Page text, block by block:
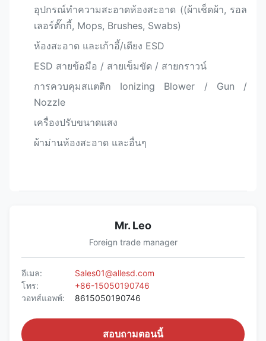
อุปกรณ์ทําความสะอาดห้องสะอาด ((ผ้าเช็ดผ้า, รอล
เลอร์ตั๊กกี้, Mops, Brushes, Swabs)
ห้องสะอาด และเก้าอี้/เตียง ESD
ESD สายข้อมือ / สายเข็มขัด / สายกราวน์
การควบคุมสแตติก Ionizing Blower / Gun /
Nozzle
เครื่องปรับขนาดแสง
ผ้าม่านห้องสะอาด และอื่นๆ
Mr. Leo
Foreign trade manager
อีเมล:
Sales01@allesd.com
โทร:
+86-15050190746
วอทส์แอพพ์:
8615050190746
สอบถามตอนนี้